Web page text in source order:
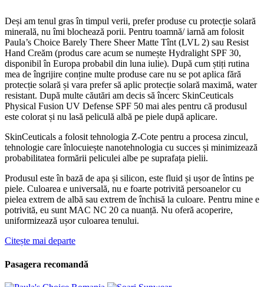
Deși am tenul gras în timpul verii, prefer produse cu protecție solară
minerală, nu îmi blochează porii. Pentru toamnă/ iarnă am folosit
Paula’s Choice Barely There Sheer Matte Tînt (LVL 2) sau Resist
Hand Creăm (produs care acum se numește Hydralight SPF 30,
disponibil în Europa probabil din luna iulie). După cum știți rutina
mea de îngrijire conține multe produse care nu se pot aplica fără
protecție solară și vara prefer să aplic protecție solară maximă, water
resistant. După multe căutări am decis să încerc SkinCeuticals
Physical Fusion UV Defense SPF 50 mai ales pentru că produsul
este colorat și nu lasă peliculă albă pe piele după aplicare.
SkinCeuticals a folosit tehnologia Z-Cote pentru a procesa zincul,
tehnologie care înlocuiește nanotehnologia cu succes și minimizează
probabilitatea formării peliculei albe pe suprafața pielii.
Produsul este în bază de apa și silicon, este fluid și ușor de întins pe
piele. Culoarea e universală, nu e foarte potrivită persoanelor cu
pielea extrem de albă sau extrem de închisă la culoare. Pentru mine e
potrivită, eu sunt MAC NC 20 ca nuanță. Nu oferă acoperire,
uniformizează ușor culoarea tenului.
Citește mai departe
Pasagera recomandă